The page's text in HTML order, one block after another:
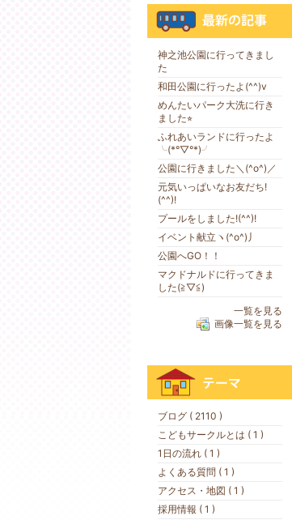
神之池公園に行ってきまし
た
和田公園に行ったよ(^^)v
めんたいパーク大洗に行き
ました⭐︎
ふれあいランドに行ったよ
╰(*°▽°*)╯
公園に行きました＼(^o^)／
元気いっぱいなお友だち!
(^^)!
プールをしました!(^^)!
イベント献立ヽ(^o^)丿
公園へGO！！
マクドナルドに行ってきま
した(≧▽≦)
一覧を見る
画像一覧を見る
ブログ ( 2110 )
こどもサークルとは ( 1 )
1日の流れ ( 1 )
よくある質問 ( 1 )
アクセス・地図 ( 1 )
採用情報 ( 1 )